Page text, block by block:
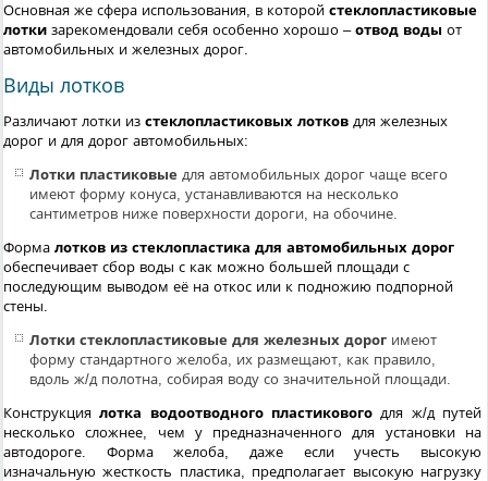
Основная же сфера использования, в которой стеклопластиковые
лотки зарекомендовали себя особенно хорошо – отвод воды от
автомобильных и железных дорог.
Виды лотков
Различают лотки из стеклопластиковых лотков для железных
дорог и для дорог автомобильных:
Лотки пластиковые для автомобильных дорог чаще всего
имеют форму конуса, устанавливаются на несколько
сантиметров ниже поверхности дороги, на обочине.
Форма лотков из стеклопластика для автомобильных дорог
обеспечивает сбор воды с как можно большей площади с
последующим выводом её на откос или к подножию подпорной
стены.
Лотки стеклопластиковые для железных дорог имеют
форму стандартного желоба, их размещают, как правило,
вдоль ж/д полотна, собирая воду со значительной площади.
Конструкциялотка водоотводного пластикового для ж/д путей
несколько сложнее, чем у предназначенного для установки на
автодороге. Форма желоба, даже если учесть высокую
изначальную жесткость пластика, предполагает высокую нагрузку